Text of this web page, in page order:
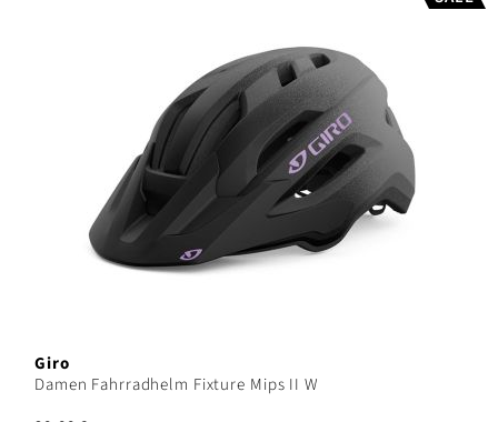
Giro
Damen Fahrradhelm Fixture Mips II W